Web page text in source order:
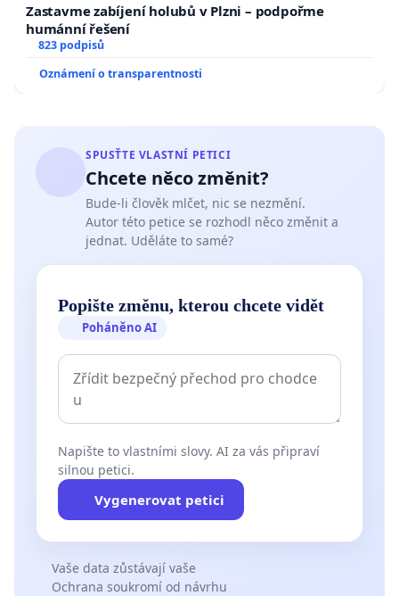
Zastavme zabíjení holubů v Plzni – podpořme
humánní řešení
823 podpisů
Oznámení o transparentnosti
SPUSŤTE VLASTNÍ PETICI
Chcete něco změnit?
Bude-li člověk mlčet, nic se nezmění.
Autor této petice se rozhodl něco změnit a
jednat. Uděláte to samé?
Popište změnu, kterou chcete vidět
Poháněno AI
Napište to vlastními slovy. AI za vás připraví
silnou petici.
Vygenerovat petici
Vaše data zůstávají vaše
Ochrana soukromí od návrhu